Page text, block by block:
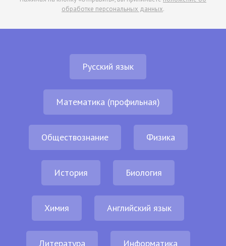
обработке персональных данных.
Русский язык
Математика (профильная)
Обществознание Физика
История Биология
Химия Английский язык
Литература Информатика